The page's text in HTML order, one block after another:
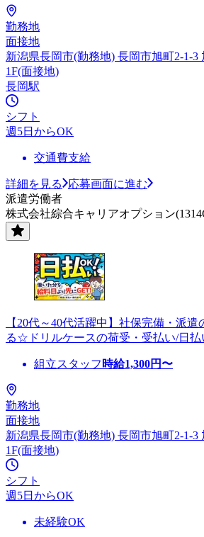
勤務地
面接地
新潟県長岡市(勤務地) 長岡市旭町2-1-3
1F(面接地)
長岡駅
シフト
週5日からOK
交通費支給
詳細を見る
応募画面に進む
派遣労働者
株式会社綜合キャリアオプション
【20代～40代活躍中】社保完備・派
る☆ドリルケースの荷受・受払い/日払
組立スタッフ 時給1,300円〜
勤務地
面接地
新潟県長岡市(勤務地) 長岡市旭町2-1-3
1F(面接地)
シフト
週5日からOK
未経験OK